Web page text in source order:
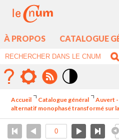
À PROPOS CATALOGUE
élévé
Accueil Catalogue général
Auvert
alternatif monophasé transformé sur